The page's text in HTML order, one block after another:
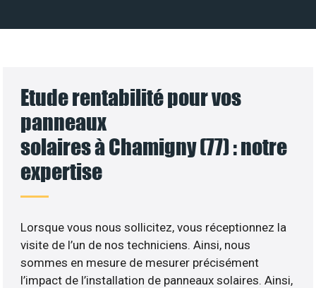
Etude rentabilité pour vos
panneaux
solaires à Chamigny (77) : notre
expertise
Lorsque vous nous sollicitez, vous réceptionnez la
visite de l’un de nos techniciens. Ainsi, nous
sommes en mesure de mesurer précisément
l’impact de l’installation de panneaux solaires. Ainsi,